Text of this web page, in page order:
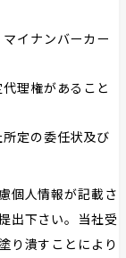
イナンバーカー
理権があること
定の委任状及び
個人情報が記載さ
出下さい。当社受
り潰すことにより